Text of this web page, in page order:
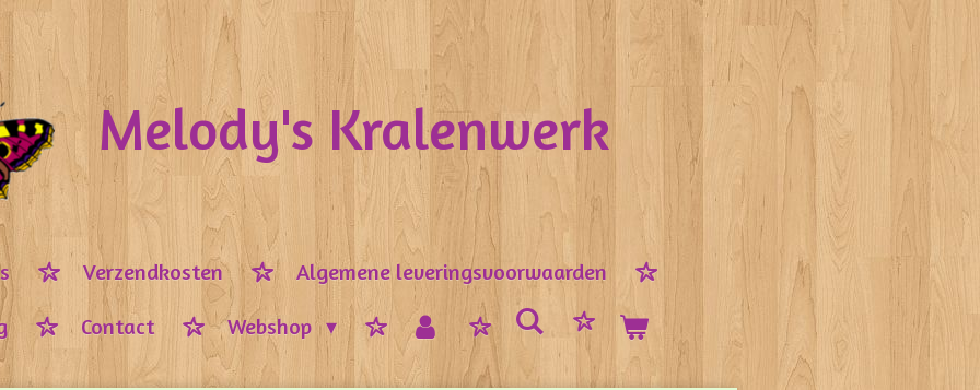
Melody's Kralenwerk
Verzendkosten
Algemene leveringsvoorwaarden
Contact Webshop